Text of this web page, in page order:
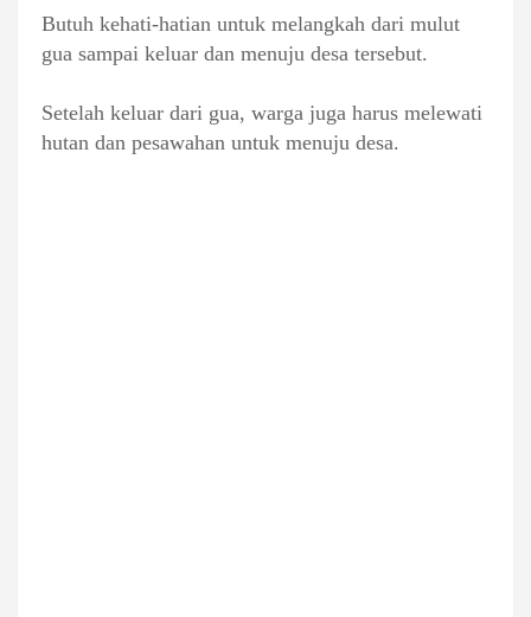
Butuh kehati-hatian untuk melangkah dari mulut
gua sampai keluar dan menuju desa tersebut.
Setelah keluar dari gua, warga juga harus melewati
hutan dan pesawahan untuk menuju desa.